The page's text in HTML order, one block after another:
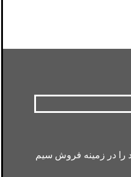
را در زمینه فروش سیم